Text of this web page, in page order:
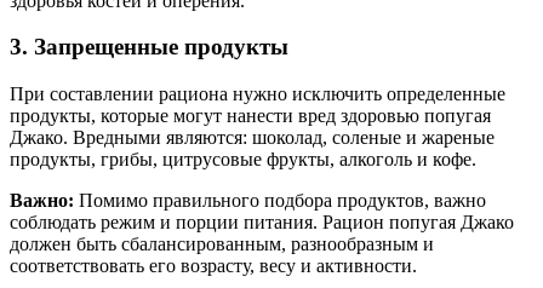
3. Запрещенные продукты
При составлении рациона нужно исключить определенные
продукты, которые могут нанести вред здоровью попугая
Джако. Вредными являются: шоколад, соленые и жареные
продукты, грибы, цитрусовые фрукты, алкоголь и кофе.
Важно: Помимо правильного подбора продуктов, важно
соблюдать режим и порции питания. Рацион попугая Джако
должен быть сбалансированным, разнообразным и
соответствовать его возрасту, весу и активности.